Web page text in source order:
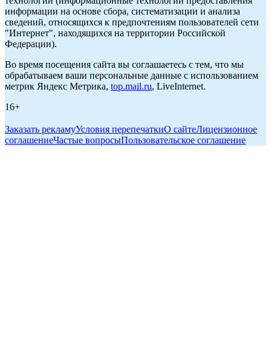
информации на основе сбора, систематизации и анализа
сведений, относящихся к предпочтениям пользователей сети
"Интернет", находящихся на территории Российской
Федерации).
Во время посещения сайта вы соглашаетесь с тем, что мы
обрабатываем ваши персональные данные с использованием
метрик Яндекс Метрика, top.mail.ru, LiveInternet.
16+
Заказать рекламуУсловия перепечаткиО сайтеЛицензионное
соглашениеЧастые вопросыПользовательское соглашение